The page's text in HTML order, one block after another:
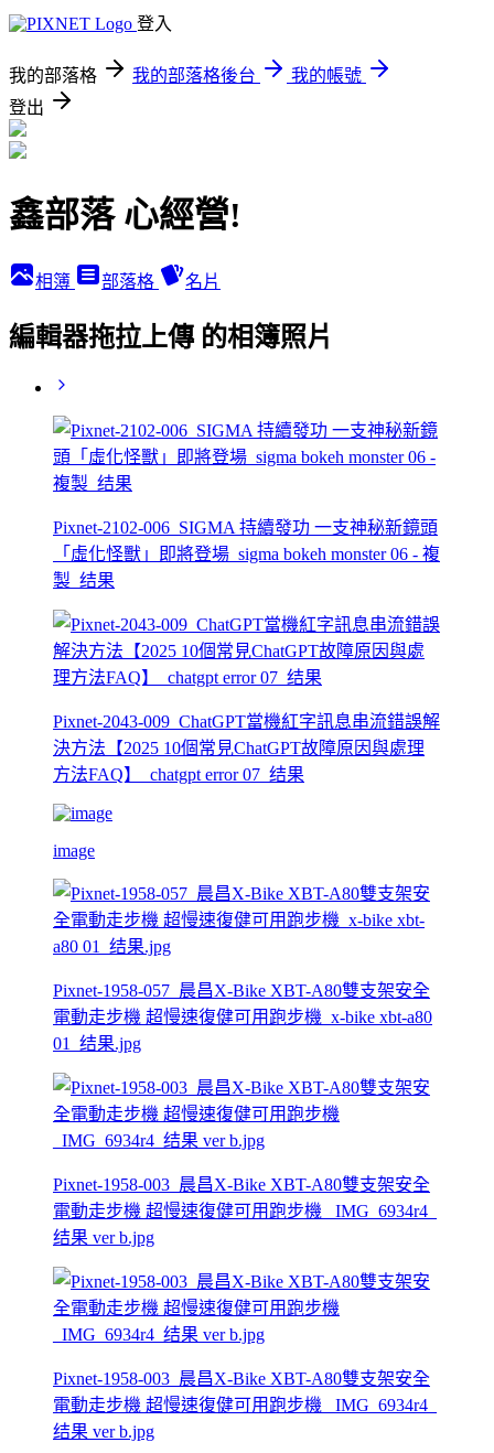
登入
我的部落格 我的部落格後台
我的帳號
登出
鑫部落 心經營!
相簿 部落格 名片
編輯器拖拉上傳 的相簿照片
Pixnet-2102-006_SIGMA 持續發功 一支神秘新鏡頭
「虛化怪獸」即將登場_sigma bokeh monster 06 - 複
製_结果
Pixnet-2043-009_ChatGPT當機紅字訊息串流錯誤解
決方法【2025 10個常見ChatGPT故障原因與處理
方法FAQ】_chatgpt error 07_结果
image
Pixnet-1958-057_晨昌X-Bike XBT-A80雙支架安全
電動走步機 超慢速復健可用跑步機_x-bike xbt-a80
01_结果.jpg
Pixnet-1958-003_晨昌X-Bike XBT-A80雙支架安全
電動走步機 超慢速復健可用跑步機 _IMG_6934r4_
结果 ver b.jpg
Pixnet-1958-003_晨昌X-Bike XBT-A80雙支架安全
電動走步機 超慢速復健可用跑步機 _IMG_6934r4_
结果 ver b.jpg